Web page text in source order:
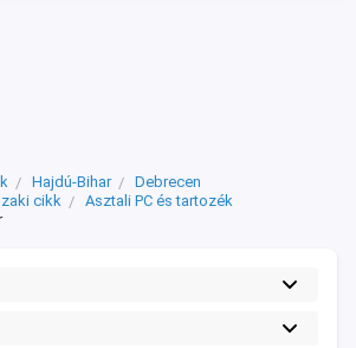
Hajdú-Bihar
Debrecen
cikk
Asztali PC és tartozék